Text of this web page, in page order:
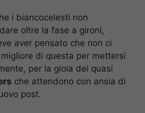
i biancocelesti non
oltre la fase a gironi,
aver pensato che non ci
di questa per mettersi
per la gioia dei quasi
che attendono con ansia di
post.